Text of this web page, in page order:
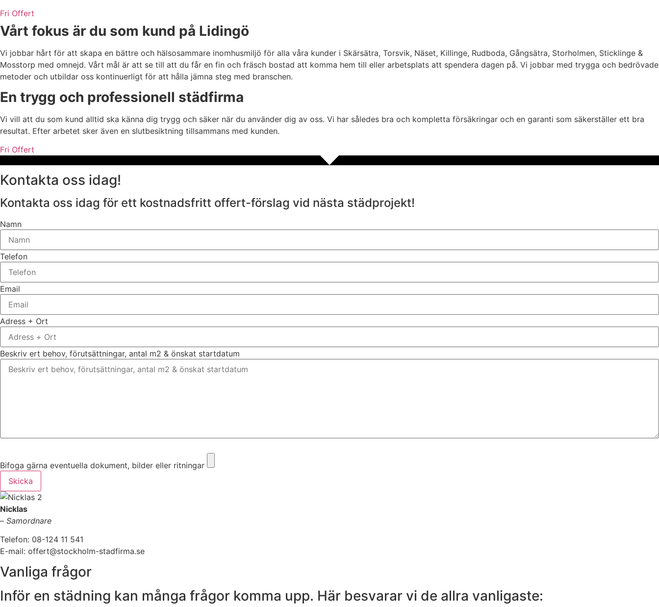
Fri Offert
Vårt fokus är du som kund på Lidingö
Vi jobbar hårt för att skapa en bättre och hälsosammare inomhusmiljö för alla våra kunder i Skärsätra, Torsvik, Näset, Killinge, Rudboda, Gångsätra, Storholmen, Sticklinge &
Mosstorp med omnejd. Vårt mål är att se till att du får en fin och fräsch bostad att komma hem till eller arbetsplats att spendera dagen på. Vi jobbar med trygga och bedrövade
metoder och utbildar oss kontinuerligt för att hålla jämna steg med branschen.
En trygg och professionell städfirma
Vi vill att du som kund alltid ska känna dig trygg och säker när du använder dig av oss. Vi har således bra och kompletta försäkringar och en garanti som säkerställer ett bra
resultat. Efter arbetet sker även en slutbesiktning tillsammans med kunden.
Fri Offert
Kontakta oss idag!
Kontakta oss idag för ett kostnadsfritt offert-förslag vid nästa städprojekt!
Namn
Telefon
Email
Adress + Ort
Beskriv ert behov, förutsättningar, antal m2 & önskat startdatum
Bifoga gärna eventuella dokument, bilder eller ritningar
Skicka
Nicklas
– Samordnare
Telefon: 08-124 11 541
E-mail: offert@stockholm-stadfirma.se
Vanliga frågor
Inför en städning kan många frågor komma upp. Här besvarar vi de allra vanligaste: